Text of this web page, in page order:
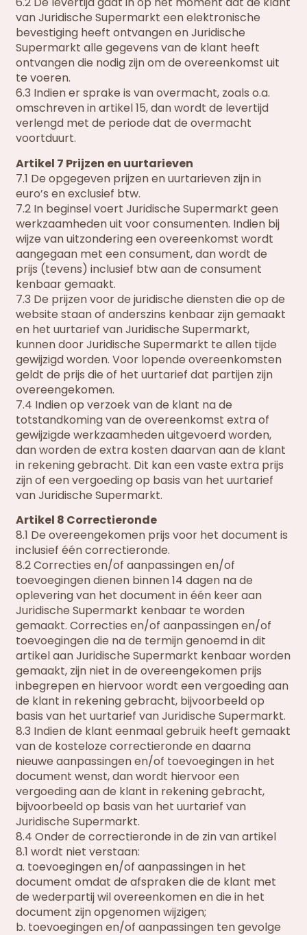
van Juridische Supermarkt een elektronische
bevestiging heeft ontvangen en Juridische
Supermarkt alle gegevens van de klant heeft
ontvangen die nodig zijn om de overeenkomst uit
te voeren.
6.3 Indien er sprake is van overmacht, zoals o.a.
omschreven in artikel 15, dan wordt de levertijd
verlengd met de periode dat de overmacht
voortduurt.
Artikel 7 Prijzen en uurtarieven
7.1 De opgegeven prijzen en uurtarieven zijn in
euro’s en exclusief btw.
7.2 In beginsel voert Juridische Supermarkt geen
werkzaamheden uit voor consumenten. Indien bij
wijze van uitzondering een overeenkomst wordt
aangegaan met een consument, dan wordt de
prijs (tevens) inclusief btw aan de consument
kenbaar gemaakt.
7.3 De prijzen voor de juridische diensten die op de
website staan of anderszins kenbaar zijn gemaakt
en het uurtarief van Juridische Supermarkt,
kunnen door Juridische Supermarkt te allen tijde
gewijzigd worden. Voor lopende overeenkomsten
geldt de prijs die of het uurtarief dat partijen zijn
overeengekomen.
7.4 Indien op verzoek van de klant na de
totstandkoming van de overeenkomst extra of
gewijzigde werkzaamheden uitgevoerd worden,
dan worden de extra kosten daarvan aan de klant
in rekening gebracht. Dit kan een vaste extra prijs
zijn of een vergoeding op basis van het uurtarief
van Juridische Supermarkt.
Artikel 8 Correctieronde
8.1 De overeengekomen prijs voor het document is
inclusief één correctieronde.
8.2 Correcties en/of aanpassingen en/of
toevoegingen dienen binnen 14 dagen na de
oplevering van het document in één keer aan
Juridische Supermarkt kenbaar te worden
gemaakt. Correcties en/of aanpassingen en/of
toevoegingen die na de termijn genoemd in dit
artikel aan Juridische Supermarkt kenbaar worden
gemaakt, zijn niet in de overeengekomen prijs
inbegrepen en hiervoor wordt een vergoeding aan
de klant in rekening gebracht, bijvoorbeeld op
basis van het uurtarief van Juridische Supermarkt.
8.3 Indien de klant eenmaal gebruik heeft gemaakt
van de kosteloze correctieronde en daarna
nieuwe aanpassingen en/of toevoegingen in het
document wenst, dan wordt hiervoor een
vergoeding aan de klant in rekening gebracht,
bijvoorbeeld op basis van het uurtarief van
Juridische Supermarkt.
8.4 Onder de correctieronde in de zin van artikel
8.1 wordt niet verstaan:
a. toevoegingen en/of aanpassingen in het
document omdat de afspraken die de klant met
de wederpartij wil overeenkomen en die in het
document zijn opgenomen wijzigen;
b. toevoegingen en/of aanpassingen ten gevolge